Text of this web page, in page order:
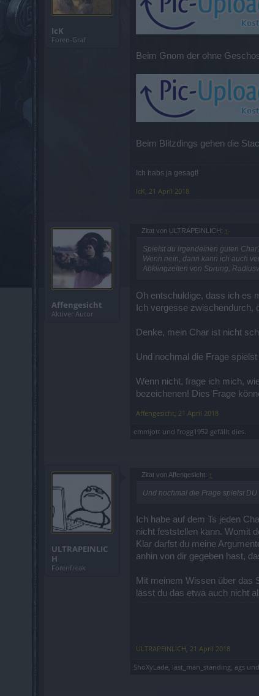
IcK
Foren-Graf
Beim Gnom der ohne
Beim Blitzdings gehen die
Ich habs ja gesagt!
IcK, 21 April 2018
Affengesicht
Aktiver Autor
Zitat von ULTRAPEINLICH: ↑
Spielst du irgendeinen guten
Wenn nein, dann kann ich auch
Abklingzeiten von Sprung,
Oh entschuldige, dass ich es
Ich vergesse zwischendurch,
Denke, mein Char ist nicht
Und nochmal die Frage
Wenn nicht, frage ich mich,
bezeichenen! Dies Frage
Affengesicht 21 April 2018
emmjott und frogg1952 gefällt dies.
ULTRAPEINLIC
H
Forenfreak
Zitat von Affengesicht: ↑
Und nochmal die Frage spielst
Ich habe auf dem Ts jeden
nicht feststellen kann. Womit
Klar darfst du meine
anhin von dir gegeben hast,
Mit meinem Wissen über das
lässt du das etwa auch nicht
ULTRAPEINLICH, 21 April 2018
ShoXyLade, last_man_standing, ags und